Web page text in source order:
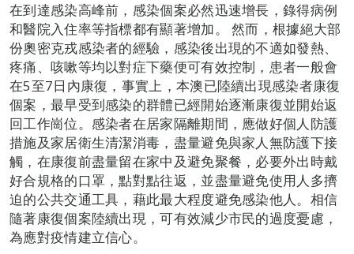
在到達感染高峰前，感染個案必然迅速增長，錄得病例
和醫院入住率等指標都有顯著增加。 然而，根據絕大部
份奧密克戎感染者的經驗，感染後出現的不適如發熱、
疼痛、咳嗽等均以對症下藥便可有效控制，患者一般會
在5至7日內康復，事實上，本澳已陸續出現感染者康復
個案，最早受到感染的群體已經開始逐漸康復並開始返
回工作崗位。感染者在居家隔離期間，應做好個人防護
措施及家居衛生清潔消毒，盡量避免與家人無防護下接
觸，在康復前盡量留在家中及避免聚餐，必要外出時戴
好合規格的口罩，點對點往返，並盡量避免使用人多擠
迫的公共交通工具，藉此最大程度避免感染他人。相信
隨著康復個案陸續出現，可有效減少市民的過度憂慮，
為應對疫情建立信心。